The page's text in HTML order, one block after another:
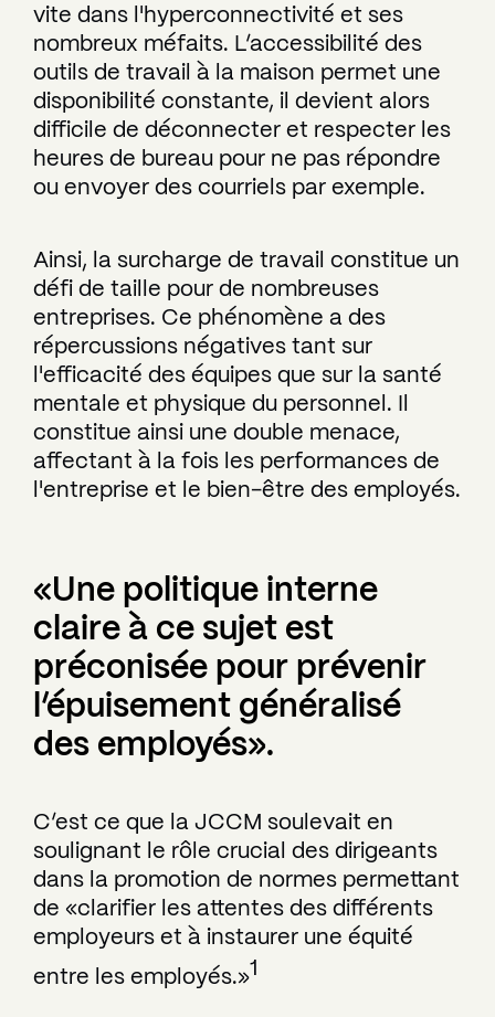
vite dans l'hyperconnectivité et ses
nombreux méfaits. L’accessibilité des
outils de travail à la maison permet une
disponibilité constante, il devient alors
difficile de déconnecter et respecter les
heures de bureau pour ne pas répondre
ou envoyer des courriels par exemple.
Ainsi, la surcharge de travail constitue un
défi de taille pour de nombreuses
entreprises. Ce phénomène a des
répercussions négatives tant sur
l'efficacité des équipes que sur la santé
mentale et physique du personnel. Il
constitue ainsi une double menace,
affectant à la fois les performances de
l'entreprise et le bien-être des employés.
«Une politique interne
claire à ce sujet est
préconisée pour prévenir
l’épuisement généralisé
des employés».
C’est ce que la JCCM soulevait en
soulignant le rôle crucial des dirigeants
dans la promotion de normes permettant
de «clarifier les attentes des différents
employeurs et à instaurer une équité
entre les employés.»1